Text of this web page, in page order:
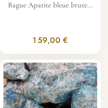
Bague Apatite bleue brute...
159,00 €